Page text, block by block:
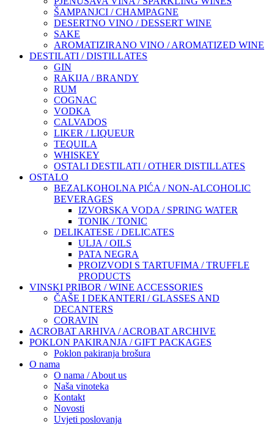
ŠAMPANJCI / CHAMPAGNE
DESERTNO VINO / DESSERT WINE
SAKE
AROMATIZIRANO VINO / AROMATIZED WINE
DESTILATI / DISTILLATES
GIN
RAKIJA / BRANDY
RUM
COGNAC
VODKA
CALVADOS
LIKER / LIQUEUR
TEQUILA
WHISKEY
OSTALI DESTILATI / OTHER DISTILLATES
OSTALO
BEZALKOHOLNA PIĆA / NON-ALCOHOLIC
BEVERAGES
IZVORSKA VODA / SPRING WATER
TONIK / TONIC
DELIKATESE / DELICATES
ULJA / OILS
PATA NEGRA
PROIZVODI S TARTUFIMA / TRUFFLE
PRODUCTS
VINSKI PRIBOR / WINE ACCESSORIES
ČAŠE I DEKANTERI / GLASSES AND
DECANTERS
CORAVIN
ACROBAT ARHIVA / ACROBAT ARCHIVE
POKLON PAKIRANJA / GIFT PACKAGES
Poklon pakiranja brošura
O nama
O nama / About us
Naša vinoteka
Kontakt
Novosti
Uvjeti poslovanja